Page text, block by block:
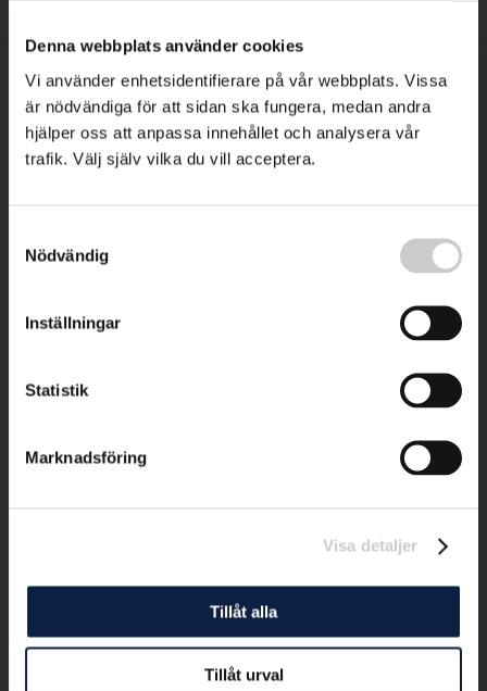
Denna webbplats använder cookies
Vi använder enhetsidentifierare på vår webbplats. Vissa
är nödvändiga för att sidan ska fungera, medan andra
hjälper oss att anpassa innehållet och analysera vår
trafik. Välj själv vilka du vill acceptera.
Nödvändig
Inställningar
Statistik
Marknadsföring
Visa detaljer
Tillåt alla
Tillåt urval